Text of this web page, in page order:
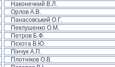
Наконечний В.Л.
Орлов А.В.
Панасовський О.Г.
Пеклушенко О.М.
Петров Б.Ф.
Пєхота В.Ю.
Пінчук А.П.
Плотніков О.В.